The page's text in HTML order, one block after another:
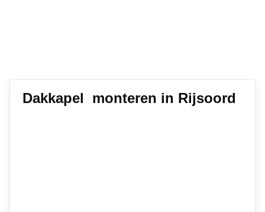
Dakkapel monteren in Rijsoord